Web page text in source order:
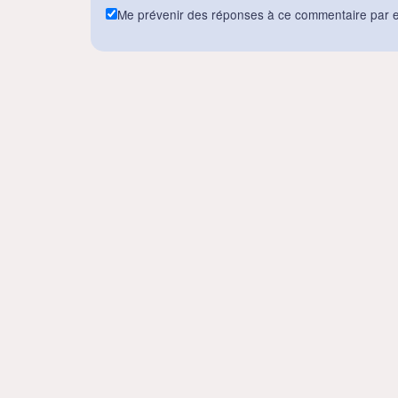
Me prévenir des réponses à ce commentaire par